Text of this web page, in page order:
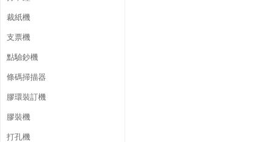
裁紙機
支票機
點驗鈔機
條碼掃描器
膠環裝訂機
膠裝機
打孔機